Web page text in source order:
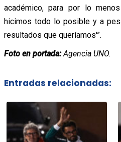
académico, para por lo
hicimos todo lo posible y a
resultados que queríamos'”.
Foto en portada:Agencia UNO.
Entradas relacionadas: